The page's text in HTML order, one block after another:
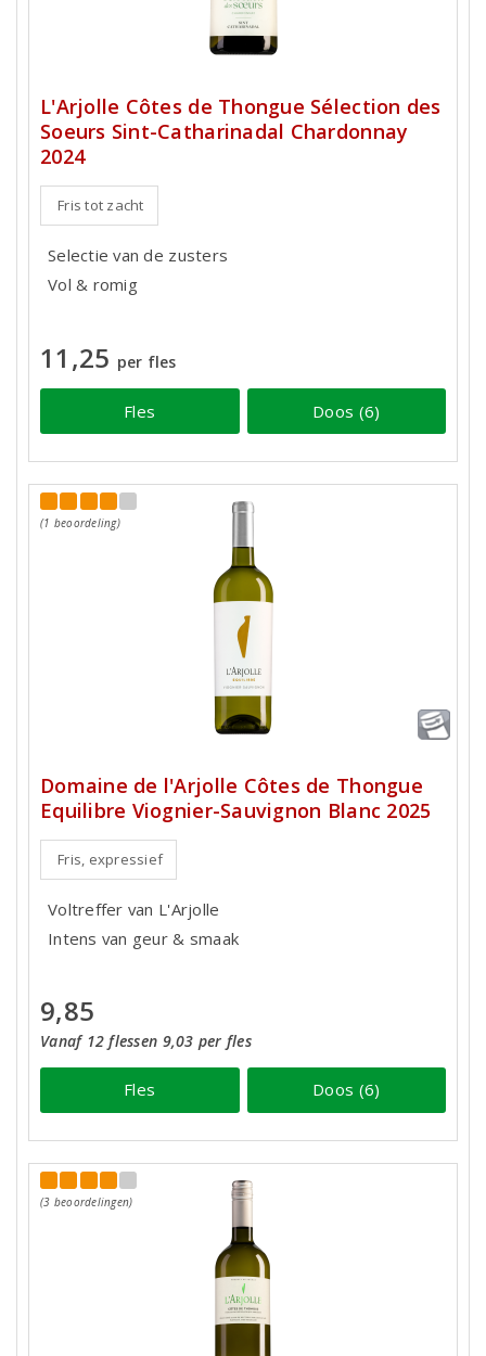
L'Arjolle Côtes de Thongue Sélection des
Soeurs Sint-Catharinadal Chardonnay
2024
Fris tot zacht
Selectie van de zusters
Vol & romig
11,25 per fles
Fles Doos (6)
(1 beoordeling)
Domaine de l'Arjolle Côtes de Thongue
Equilibre Viognier-Sauvignon Blanc 2025
Fris, expressief
Voltreffer van L'Arjolle
Intens van geur & smaak
9,85
Vanaf 12 flessen 9,03 per fles
Fles Doos (6)
(3 beoordelingen)